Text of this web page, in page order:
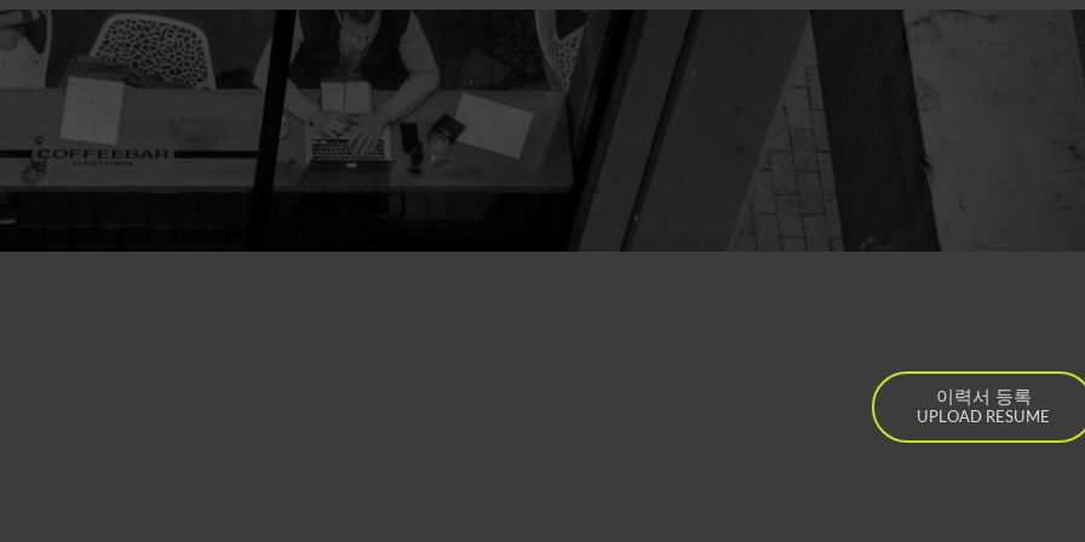
이력서 등록
UPLOAD RESUME